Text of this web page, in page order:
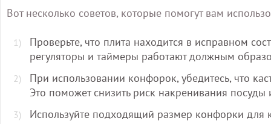
Вот несколько советов, которые помогут вам
Проверьте, что плита находится в исправном
регуляторы и таймеры работают должным
При использовании конфорок, убедитесь, что
Это поможет снизить риск накренивания
Используйте подходящий размер конфорки для